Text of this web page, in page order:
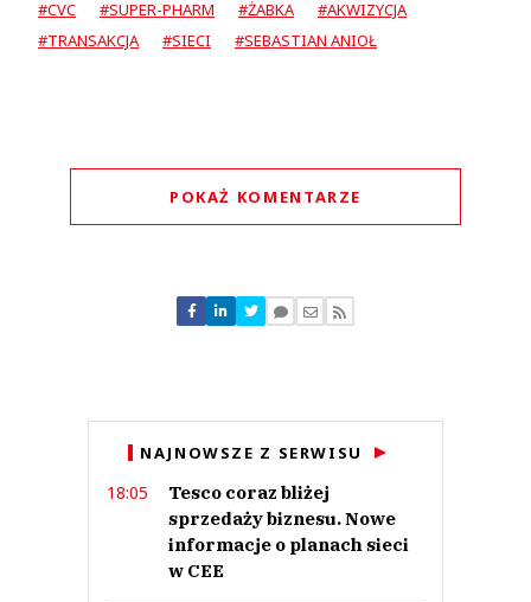
#CVC #SUPER-PHARM #ŻABKA
#AKWIZYCJA
#TRANSAKCJA
#SIECI #SEBASTIAN ANIOŁ
POKAŻ KOMENTARZE
Nie znaleziono komentarzy
Zostaw swoje komentarze
NAJNOWSZE Z SERWISU
18:05
Tesco coraz bliżej
sprzedaży biznesu. Nowe
informacje o planach sieci
w CEE